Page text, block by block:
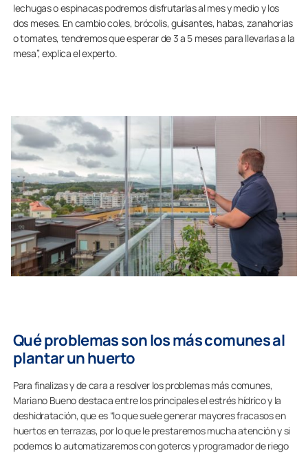
lechugas o espinacas podremos disfrutarlas al mes y medio y los
dos meses. En cambio coles, brócolis, guisantes, habas, zanahorias
o tomates, tendremos que esperar de 3 a 5 meses para llevarlas a la
mesa”, explica el experto.
Qué problemas son los más comunes al
plantar un huerto
Para finalizas y de cara a resolver los problemas más comunes,
Mariano Bueno destaca entre los principales el estrés hídrico y la
deshidratación, que es “lo que suele generar mayores fracasos en
huertos en terrazas, por lo que le prestaremos mucha atención y si
podemos lo automatizaremos con goteros y programador de riego